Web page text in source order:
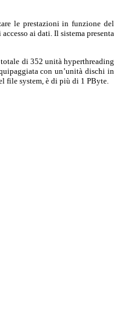
le prestazioni in funzione del
ai dati. Il sistema presenta
di 352 unità hyperthreading
con un’unità dischi in
file system, è di più di 1 PByte.